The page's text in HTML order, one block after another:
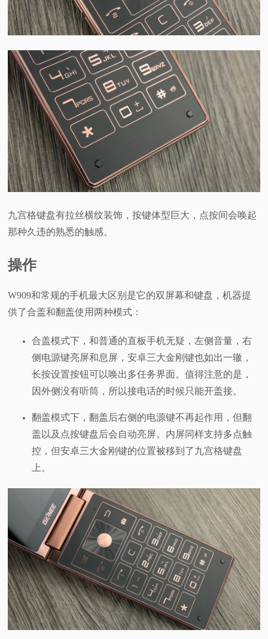
九宫格键盘有拉丝横纹装饰，按键体型巨大，点按间会唤起
那种久违的熟悉的触感。
操作
W909和常规的手机最大区别是它的双屏幕和键盘，机器提
供了合盖和翻盖使用两种模式：
合盖模式下，和普通的直板手机无疑，左侧音量，右
侧电源键亮屏和息屏，安卓三大金刚键也如出一辙，
长按设置按钮可以唤出多任务界面。值得注意的是，
因外侧没有听筒，所以接电话的时候只能开盖接。
翻盖模式下，翻盖后右侧的电源键不再起作用，但翻
盖以及点按键盘后会自动亮屏。内屏同样支持多点触
控，但安卓三大金刚键的位置被移到了九宫格键盘
上。